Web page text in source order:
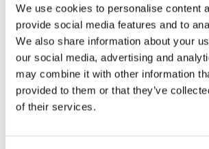
We use cookies to personalise content
provide social media features and to
We also share information about your
our social media, advertising and
may combine it with other information
provided to them or that they’ve
of their services.
Thai Deo Roll on tar effektivt hand om de
bakterier som samlas i exempelvis
men utan att täppa till porerna och låter
Thai Deo Roll on innehåller ej
Produkten är ej testad på djur.